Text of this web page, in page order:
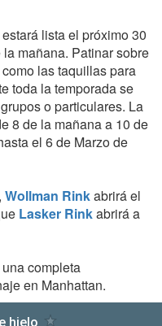
estará lista el próximo 30
mañana. Patinar sobre
las taquillas para
toda la temporada se
o particulares. La
8 de la mañana a 10 de
el 6 de Marzo de
Wollman Rinkabrirá el
Lasker Rinkabrirá a
completa
en Manhattan.